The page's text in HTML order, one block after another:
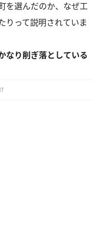
を選んだのか、なぜ工
りって説明されていま
り削ぎ落としている